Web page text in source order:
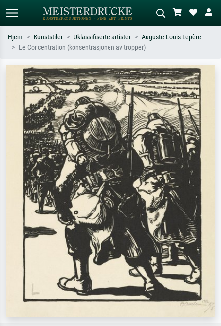
Søk etter kunstner, tittel eller stil – for
eksempel Monet, Stjernenatt,
impresjonisme, Hokusai-bølgen, akt.
Beskriv scenen – for eksempel grønn
eng, abstrakt med mye rødt, mørkt
oljemaleri, stående akt ved et tre.
Hjem Kunststiler Uklassifiserte artister
Auguste Louis Lepère
Le Concentration (konsentrasjonen av tropper)